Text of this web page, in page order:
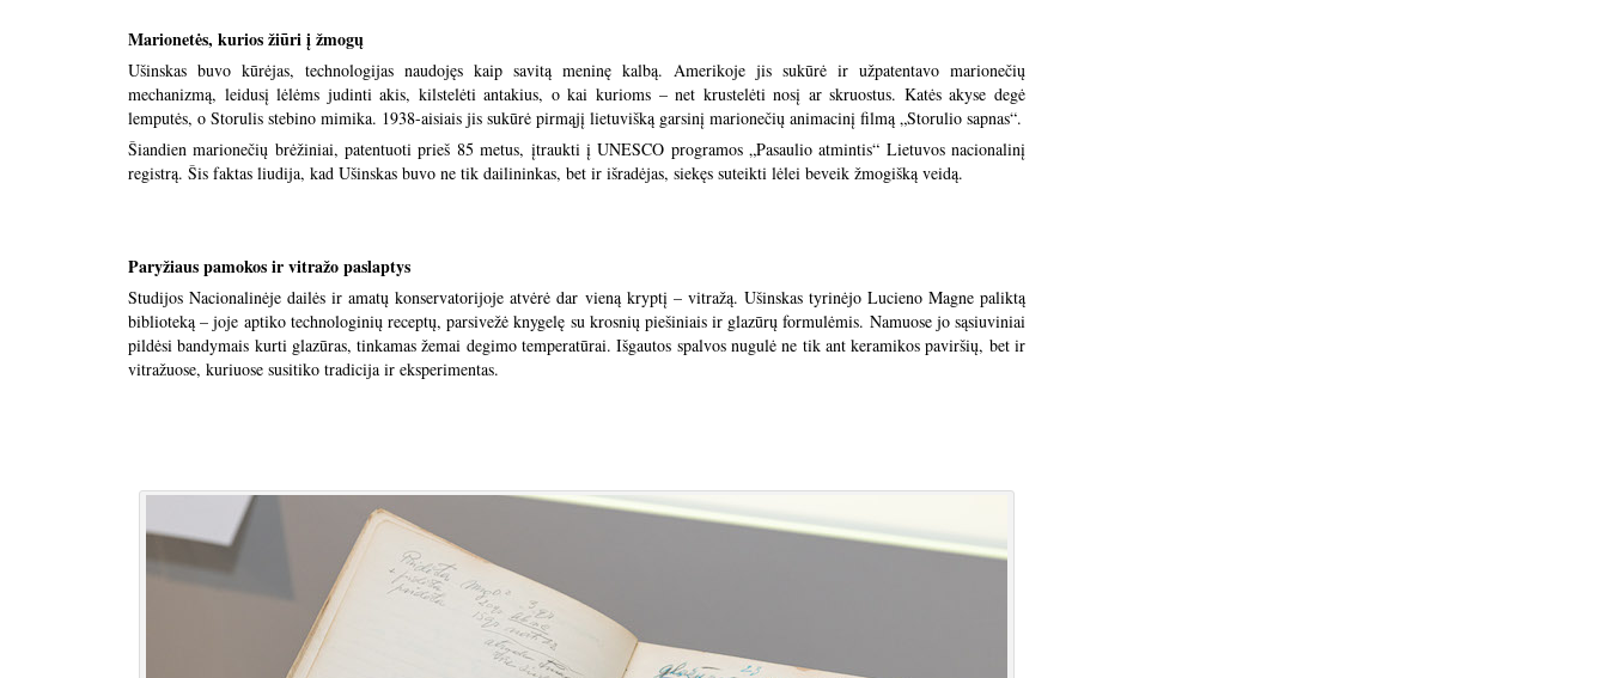
Marionetės, kurios žiūri į žmogų
Ušinskas buvo kūrėjas, technologijas naudojęs kaip savitą meninę kalbą. Amerikoje jis sukūrė ir užpatentavo marionečių
mechanizmą, leidusį lėlėms judinti akis, kilstelėti antakius, o kai kurioms – net krustelėti nosį ar skruostus. Katės akyse degė
lemputės, o Storulis stebino mimika. 1938-aisiais jis sukūrė pirmąjį lietuvišką garsinį marionečių animacinį filmą „Storulio sapnas“.
Šiandien marionečių brėžiniai, patentuoti prieš 85 metus, įtraukti į UNESCO programos „Pasaulio atmintis“ Lietuvos nacionalinį
registrą. Šis faktas liudija, kad Ušinskas buvo ne tik dailininkas, bet ir išradėjas, siekęs suteikti lėlei beveik žmogišką veidą.
Paryžiaus pamokos ir vitražo paslaptys
Studijos Nacionalinėje dailės ir amatų konservatorijoje atvėrė dar vieną kryptį – vitražą. Ušinskas tyrinėjo Lucieno Magne paliktą
biblioteką – joje aptiko technologinių receptų, parsivežė knygelę su krosnių piešiniais ir glazūrų formulėmis. Namuose jo sąsiuviniai
pildėsi bandymais kurti glazūras, tinkamas žemai degimo temperatūrai. Išgautos spalvos nugulė ne tik ant keramikos paviršių, bet ir
vitražuose, kuriuose susitiko tradicija ir eksperimentas.